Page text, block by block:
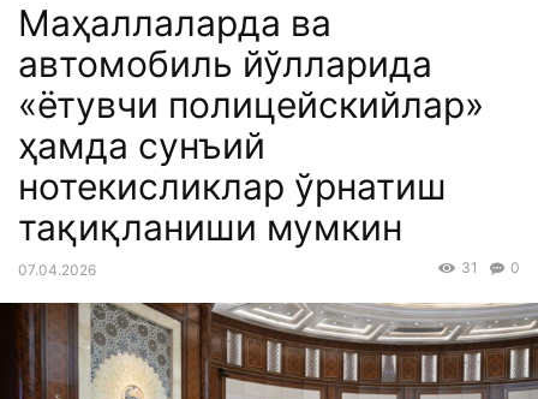
Маҳаллаларда ва
автомобиль йўлларида
«ётувчи полицейскийлар»
ҳамда сунъий
нотекисликлар ўрнатиш
тақиқланиши мумкин
07.04.2026 0
31